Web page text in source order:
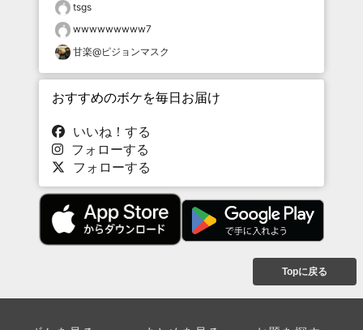
tsgs
wwwwwwwww7
甘楽@ピジョンマスク
おすすめのボケを毎日お届け
いいね！する
フォローする
フォローする
Topに戻る